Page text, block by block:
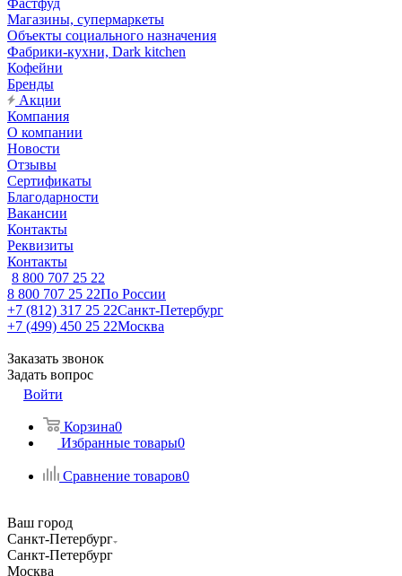
Фастфуд
Магазины, супермаркеты
Объекты социального назначения
Фабрики-кухни, Dark kitchen
Кофейни
Бренды
Акции
Компания
О компании
Новости
Отзывы
Сертификаты
Благодарности
Вакансии
Контакты
Реквизиты
Контакты
8 800 707 25 22
8 800 707 25 22По России
+7 (812) 317 25 22Санкт-Петербург
+7 (499) 450 25 22Москва
Заказать звонок
Задать вопрос
Войти
Корзина0
Избранные товары0
Сравнение товаров0
Ваш город
Санкт-Петербург
Санкт-Петербург
Москва